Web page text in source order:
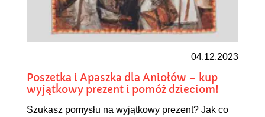
04.12.2023
Poszetka i Apaszka dla Aniołów – kup
wyjątkowy prezent i pomóż dzieciom!
Szukasz pomysłu na wyjątkowy prezent? Jak co